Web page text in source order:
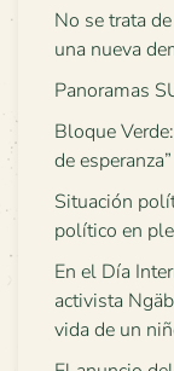
No se trata
una nueva
Panoramas
Bloque
de esperanza”
Situación
político en
En el Día
activista
vida de un